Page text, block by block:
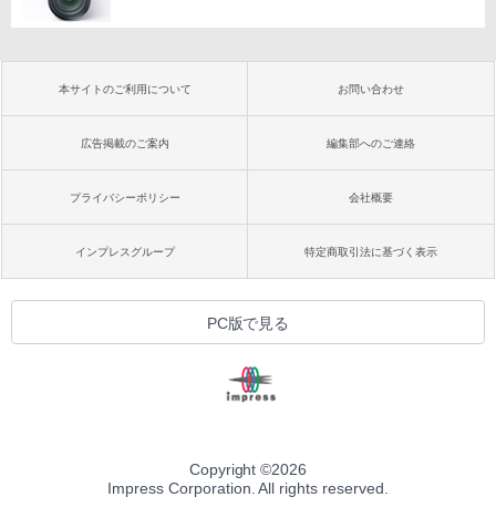
本サイトのご利用について お問い合わせ
広告掲載のご案内 編集部へのご連絡
プライバシーポリシー 会社概要
インプレスグループ 特定商取引法に基づく表示
PC版で見る
Copyright ©2026
Impress Corporation. All rights reserved.